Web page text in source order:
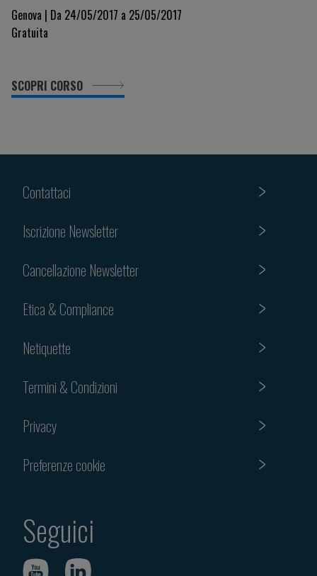
update e nuove prospettive"
Genova | Da 24/05/2017 a 25/05/2017
Gratuita
SCOPRI CORSO
Contattaci
Iscrizione Newsletter
Cancellazione Newsletter
Etica & Compliance
Netiquette
Termini & Condizioni
Privacy
Preferenze cookie
Seguici